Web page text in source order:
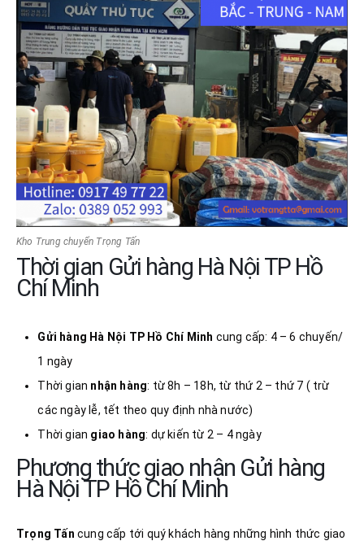
Kho Trung chuyển Trọng Tấn
Thời gian Gửi hàng Hà Nội TP Hồ
Chí Minh
Gửi hàng Hà Nội TP Hồ Chí Minh cung cấp: 4 – 6 chuyến/
1 ngày
Thời gian nhận hàng: từ 8h – 18h, từ thứ 2 – thứ 7 ( trừ
các ngày lễ, tết theo quy định nhà nước)
Thời gian giao hàng: dự kiến từ 2 – 4 ngày
Phương thức giao nhận Gửi hàng
Hà Nội TP Hồ Chí Minh
Trọng Tấn cung cấp tới quý khách hàng những hình thức giao